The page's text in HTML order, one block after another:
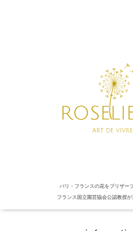
パリ・フランスの花をプリザー
フランス国立園芸協会公認教授